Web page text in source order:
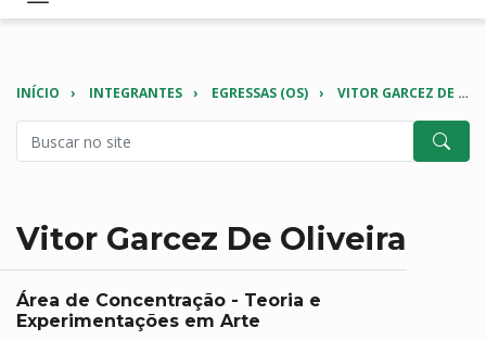
INÍCIO INTEGRANTES EGRESSAS (OS) VITOR GARCEZ DE OLIVEIRA
Vitor Garcez De Oliveira
Área de Concentração - Teoria e
Experimentações em Arte